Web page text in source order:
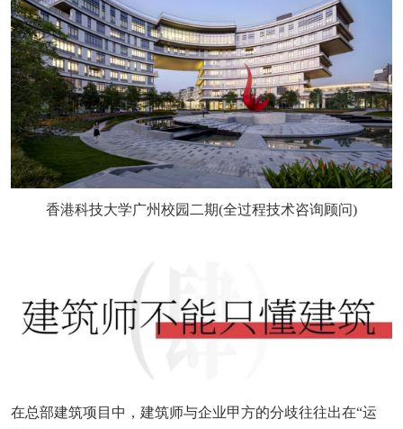
香港科技大学广州校园二期(全过程技术咨询顾问)
在总部建筑项目中，建筑师与企业甲方的分歧往往出在“运